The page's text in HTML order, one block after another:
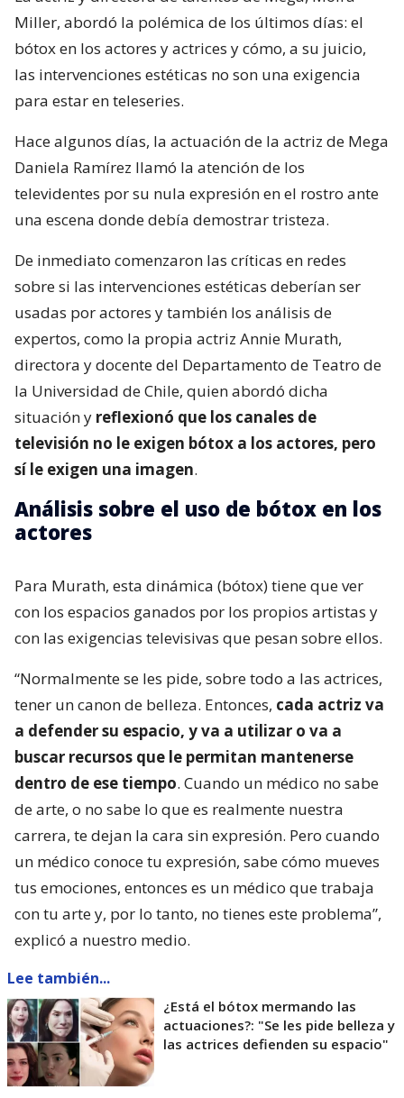
Miller, abordó la polémica de los últimos días: el
bótox en los actores y actrices y cómo, a su juicio,
las intervenciones estéticas no son una exigencia
para estar en teleseries.
Hace algunos días, la actuación de la actriz de Mega
Daniela Ramírez llamó la atención de los
televidentes por su nula expresión en el rostro ante
una escena donde debía demostrar tristeza.
De inmediato comenzaron las críticas en redes
sobre si las intervenciones estéticas deberían ser
usadas por actores y también los análisis de
expertos, como la propia actriz Annie Murath,
directora y docente del Departamento de Teatro de
la Universidad de Chile, quien abordó dicha
situación y reflexionó que los canales de
televisión no le exigen bótox a los actores, pero
sí le exigen una imagen.
Análisis sobre el uso de bótox en los
actores
Para Murath, esta dinámica (bótox) tiene que ver
con los espacios ganados por los propios artistas y
con las exigencias televisivas que pesan sobre ellos.
“Normalmente se les pide, sobre todo a las actrices,
tener un canon de belleza. Entonces, cada actriz va
a defender su espacio, y va a utilizar o va a
buscar recursos que le permitan mantenerse
dentro de ese tiempo. Cuando un médico no sabe
de arte, o no sabe lo que es realmente nuestra
carrera, te dejan la cara sin expresión. Pero cuando
un médico conoce tu expresión, sabe cómo mueves
tus emociones, entonces es un médico que trabaja
con tu arte y, por lo tanto, no tienes este problema”,
explicó a nuestro medio.
Lee también...
¿Está el bótox mermando las
actuaciones?: "Se les pide belleza y
las actrices defienden su espacio"